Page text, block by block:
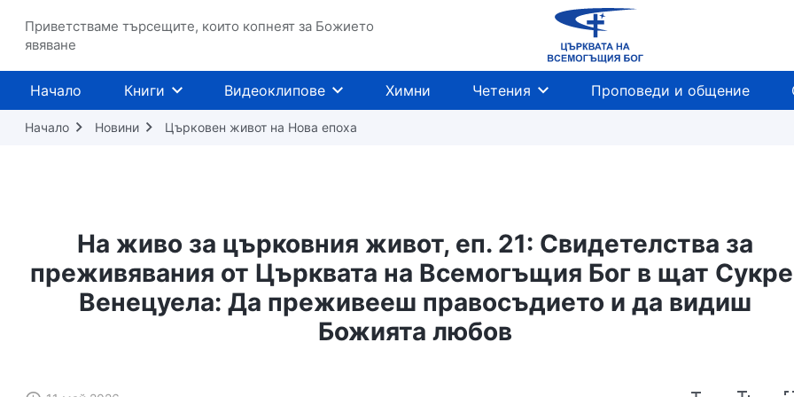
Приветстваме търсещите, които копнеят за Божието
явяване
Начало Книги Видеоклипове Химни Четения Проповеди и общение
Начало Новини Църковен живот на Нова епоха
На живо за църковния живот, еп. 21: Свидетелства за
преживявания от Църквата на Всемогъщия Бог в щат
Венецуела: Да преживееш правосъдието и да видиш
Божията любов